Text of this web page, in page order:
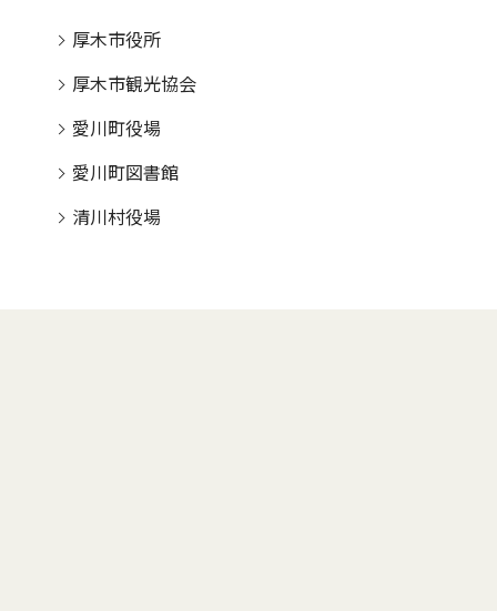
厚木市役所
厚木市観光協会
愛川町役場
愛川町図書館
清川村役場